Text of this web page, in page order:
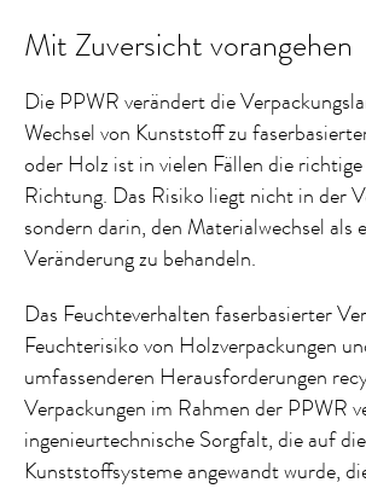
Mit Zuversicht vorangehen
Die PPWR verändert die
Wechsel von Kunststoff zu
oder Holz ist in vielen Fällen die
Richtung. Das Risiko liegt nicht in der
sondern darin, den Materialwechsel als
Veränderung zu behandeln.
Das Feuchteverhalten faserbasierter
Feuchterisiko von Holzverpackungen
umfassenderen Herausforderungen
Verpackungen im Rahmen der PPWR
ingenieurtechnische Sorgfalt, die auf die
Kunststoffsysteme angewandt wurde,